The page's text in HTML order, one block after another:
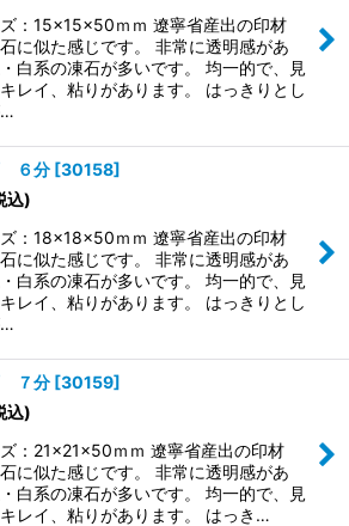
：15×15×50ｍｍ 遼寧省産出の印材
に似た感じです。 非常に透明感があ
白系の凍石が多いです。 均一的で、見
レイ、粘りがあります。 はっきりとし
…
６分 [30158]
込)
：18×18×50ｍｍ 遼寧省産出の印材
に似た感じです。 非常に透明感があ
白系の凍石が多いです。 均一的で、見
レイ、粘りがあります。 はっきりとし
…
７分 [30159]
込)
：21×21×50ｍｍ 遼寧省産出の印材
に似た感じです。 非常に透明感があ
白系の凍石が多いです。 均一的で、見
レイ、粘りがあります。 はっき…